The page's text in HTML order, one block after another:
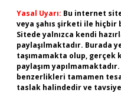
Yasal Uyarı: Bu internet
veya şahıs şirketi ile hiçbir
Sitede yalnızca kendi
paylaşılmaktadır. Burada
taşımamakta olup, gerçek
paylaşım
benzerlikleri tamamen
taslak halindedir ve